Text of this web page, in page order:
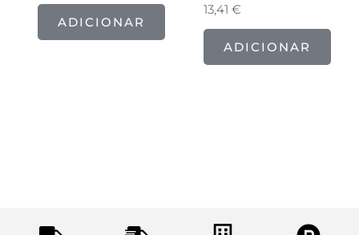
ADICIONAR
13,41€
ADICIONAR